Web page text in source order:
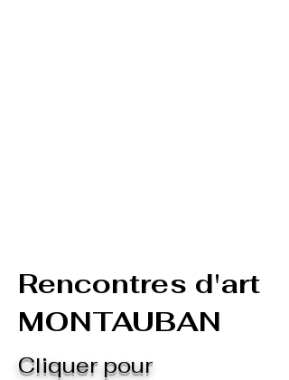
Rencontres d'art
MONTAUBAN
Cliquer pour